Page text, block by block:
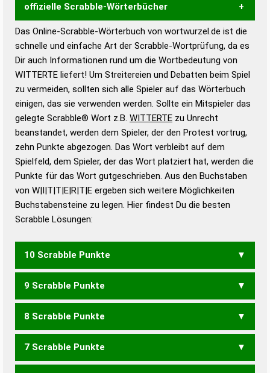
offizielle Scrabble-Wörterbücher
Wortwurzel liefert mit Hilfe eines semantischen
Wortanalyse-Algorithmus gute Anhaltspunkte zu
Wortbedeutung, Worttrennung und Wortform, um die
Gültigkeit eines Wortes für das Scrabble-Spiel zu
bestimmen!
zugelassene Turnier Scrabble-
Wörterbücher sind:
Duden – Standardwerk in 12 Bänden
Duden – Richtiges und gutes
Deutsch
Duden – Die deutsche Grammatik
Duden – Deutsches
Das Online-Scrabble-Wörterbuch von wortwurzel.de ist die
schnelle und einfache Art der Scrabble-Wortprüfung, da es
Dir auch Informationen rund um die Wortbedeutung von
WITTERTE liefert! Um Streitereien und Debatten beim Spiel
zu vermeiden, sollten sich alle Spieler auf das Wörterbuch
einigen, das sie verwenden werden. Sollte ein Mitspieler das
gelegte Scrabble® Wort z.B. WITTERTE zu Unrecht
beanstandet, werden dem Spieler, der den Protest vortrug,
zehn Punkte abgezogen. Das Wort verbleibt auf dem
Spielfeld, dem Spieler, der das Wort platziert hat, werden die
Punkte für das Wort gutgeschrieben. Aus den Buchstaben
von W|I|T|T|E|R|T|E ergeben sich weitere Möglichkeiten
Buchstabensteine zu legen. Hier findest Du die besten
Scrabble Lösungen:
10 Scrabble Punkte
TWITTERE WIRTETET
9 Scrabble Punkte
TWITTER TWITTRE
8 Scrabble Punkte
TWIETE WEITER WEITET
WETTRE WIETET WIRTET WITTRE
7 Scrabble Punkte